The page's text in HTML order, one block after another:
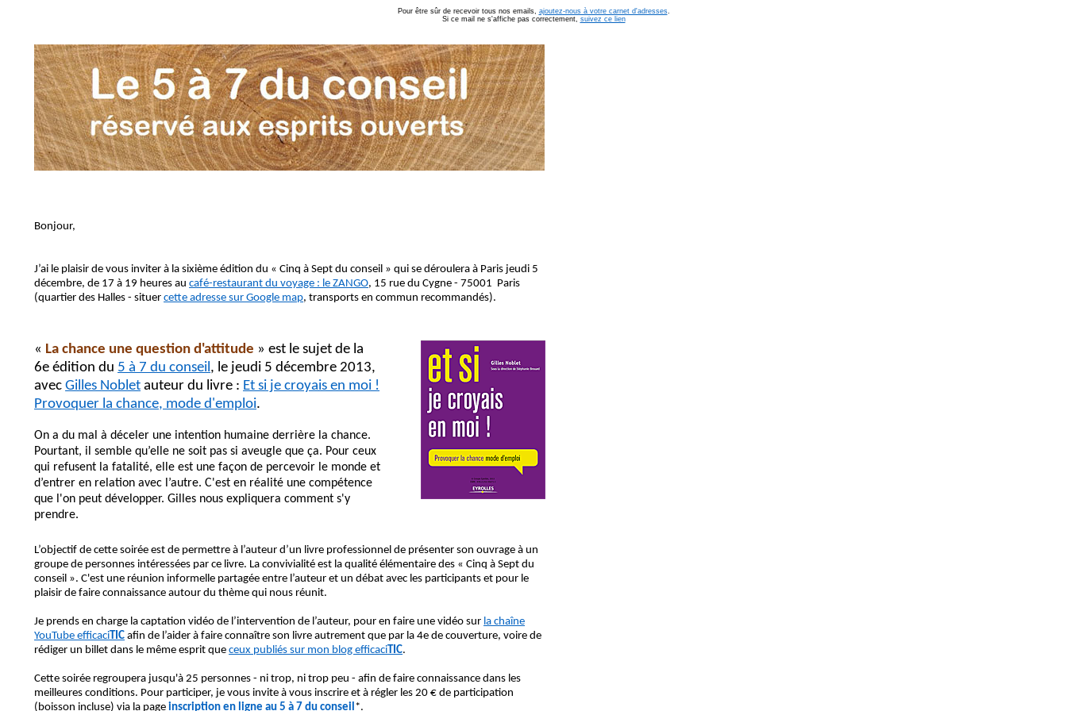
Pour être sûr de recevoir tous nos emails, ajoutez-nous à votre carnet d'adresses.
Si ce mail ne s'affiche pas correctement, suivez ce lien
Bonjour,
J’ai le plaisir de vous inviter à la sixième édition du « Cinq à Sept du conseil » qui se déroulera à Paris jeudi 5
décembre, de 17 à 19 heures aucafé-restaurant du voyage : le ZANGO, 15 rue du Cygne - 75001 Paris
(quartier des Halles - situercette adresse sur Google map, transports en commun recommandés).
« La chance une question d'attitude » est le sujet de la
6e édition du 5 à 7 du conseil, le jeudi 5 décembre 2013,
avecGilles Noblet auteur du livre : Et si je croyais en moi !
Provoquer la chance, mode d'emploi.
On a du mal à déceler une intention humaine derrière la chance.
Pourtant, il semble qu’elle ne soit pas si aveugle que ça. Pour ceux
qui refusent la fatalité, elle est une façon de percevoir le monde et
d’entrer en relation avec l’autre. C'est en réalité une compétence
que l'on peut développer. Gilles nous expliquera comment s'y
prendre.
L’objectif de cette soirée est de permettre à l’auteur d’un livre professionnel de présenter son ouvrage à un
groupe de personnes intéressées par ce livre. La convivialité est la qualité élémentaire des « Cinq à Sept du
conseil ». C'est une réunion informelle partagée entre l’auteur et un débat avec les participants et pour le
plaisir de faire connaissance autour du thème qui nous réunit.
Je prends en charge la captation vidéo de l’intervention de l’auteur, pour en faire une vidéo sur la chaîne
YouTube efficaciTIC afin de l’aider à faire connaître son livre autrement que par la 4e de couverture, voire de
rédiger un billet dans le même esprit queceux publiés sur mon blog efficaciTIC.
Cette soirée regroupera jusqu'à 25 personnes- ni trop, ni trop peu - afin de faire connaissance dans les
meilleures conditions. Pour participer, je vous invite à vous inscrire et à régler les 20 € de participation
(boisson incluse) via la page inscription en ligne au 5 à 7 du conseil*.